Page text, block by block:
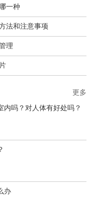
一种
法和注意事项
理
内吗？对人体有好处吗？
办
更多